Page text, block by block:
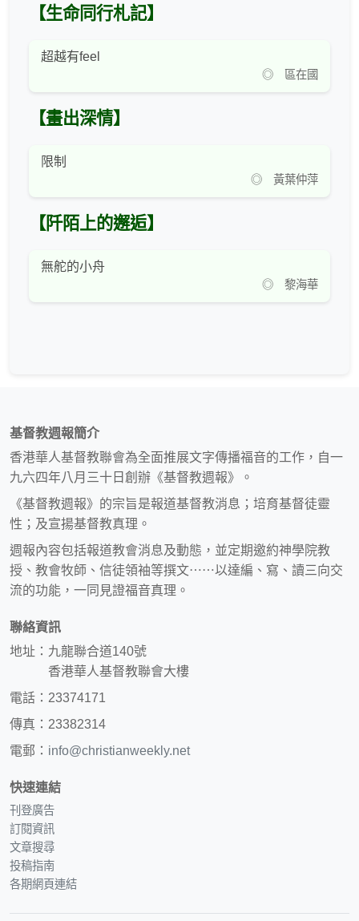
【生命同行札記】
超越有feel
◎ 區在國
【畫出深情】
限制
◎ 黃葉仲萍
【阡陌上的邂逅】
無舵的小舟
◎ 黎海華
基督教週報簡介
香港華人基督教聯會為全面推展文字傳播福音的工作，自一
九六四年八月三十日創辦《基督教週報》。
《基督教週報》的宗旨是報道基督教消息；培育基督徒靈
性；及宣揚基督教真理。
週報內容包括報道教會消息及動態，並定期邀約神學院教
授、教會牧師、信徒領袖等撰文⋯⋯以達編、寫、讀三向交
流的功能，一同見證福音真理。
聯絡資訊
地址：九龍聯合道140號
香港華人基督教聯會大樓
電話：23374171
傳真：23382314
電郵： info@christianweekly.net
快速連結
刊登廣告
訂閱資訊
文章搜尋
投稿指南
各期網頁連結